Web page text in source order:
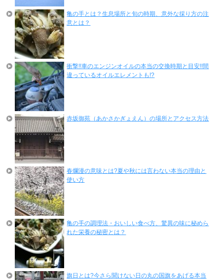
亀の手とは？生息場所と旬の時期、意外な採り方の注
意とは？
衝撃!!車のエンジンオイルの本当の交換時期と目安!!間
違っているオイルエレメントも!?
赤坂御苑（あかさかぎょえん）の場所とアクセス方法
春爛漫の意味とは?夏や秋には言わない本当の理由と
使い方
亀の手の調理法・おいしい食べ方、驚異の味に秘めら
れた栄養の秘密とは？
旗日とは?今さら聞けない日の丸の国旗をあげる本当